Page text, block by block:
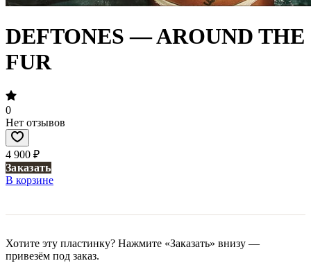
DEFTONES — AROUND THE
FUR
0
Нет отзывов
4 900 ₽
Заказать
В корзине
Хотите эту пластинку? Нажмите «Заказать» внизу —
привезём под заказ.